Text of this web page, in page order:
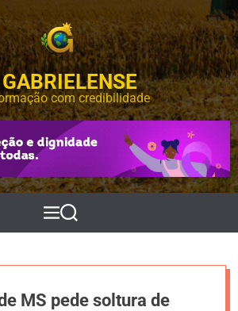
com credibilidade
M
e
P
e
s
MS pede soltura de